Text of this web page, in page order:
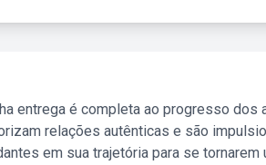
entrega é completa ao progresso
relações autênticas e são
em sua trajetória para se